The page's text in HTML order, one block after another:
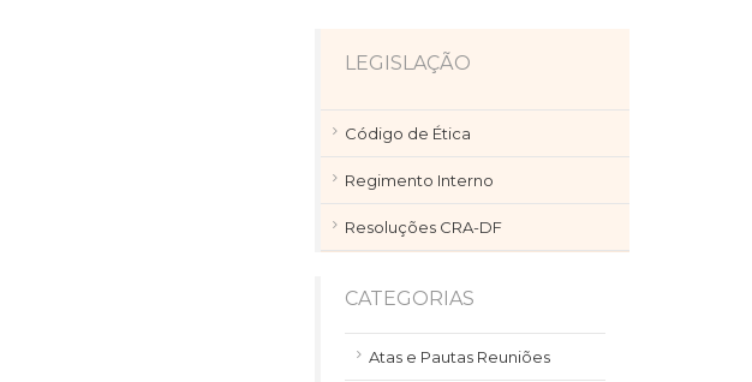
LEGISLAÇÃO
Código de Ética
Regimento Interno
Resoluções CRA-DF
CATEGORIAS
Atas e Pautas Reuniões